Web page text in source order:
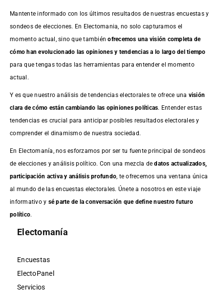
Mantente informado con los últimos resultados de nuestras encuestasy
sondeos de elecciones. En Electomania, no solo capturamos el
momento actual, sino que tambiénofrecemos una visión completa de
cómo han evolucionado las opiniones y tendencias a lo largo del tiempo
para que tengas todas las herramientas para entender el momento
actual.
Y es que nuestro análisis de tendencias electorales te ofrece una visión
clara de cómo están cambiando las opiniones políticas. Entender estas
tendencias es crucial para anticipar posibles resultados electorales y
comprender el dinamismo de nuestra sociedad.
En Electomanía, nos esforzamos por ser tu fuente principal de sondeos
de elecciones y análisis político. Con una mezcla dedatos actualizados,
participación activa y análisis profundo, te ofrecemos una ventana única
al mundo de las encuestas electorales. Únete a nosotros en este viaje
informativo y sé parte de la conversación que define nuestro futuro
político.
Electomanía
Encuestas
ElectoPanel
Servicios